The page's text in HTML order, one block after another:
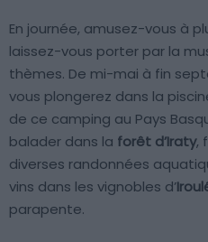
En journée, amusez-vous à
laissez-vous porter par la
thèmes. De mi-mai à fin
vous plongerez dans la
de ce camping au Pays
balader dans la forêt d’Iraty,
diverses randonnées
vins dans les vignobles d’
parapente.